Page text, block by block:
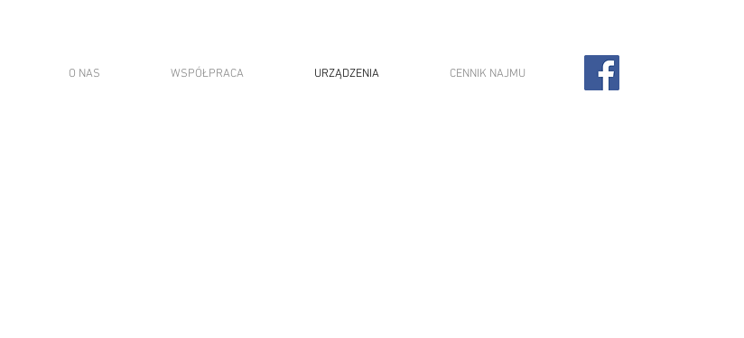
O NAS WSPÓŁPRACA URZĄDZENIA CENNIK NAJMU